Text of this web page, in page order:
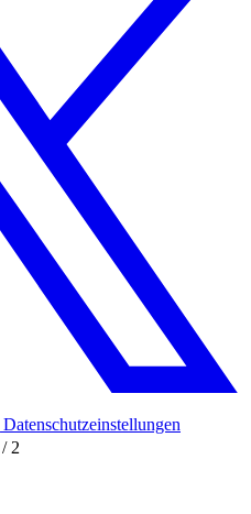
/ 2
Datenschutzeinstellungen